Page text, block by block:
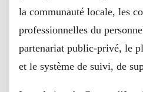
la communauté locale, les
professionnelles du
partenariat public-privé, le
et le système de suivi, de